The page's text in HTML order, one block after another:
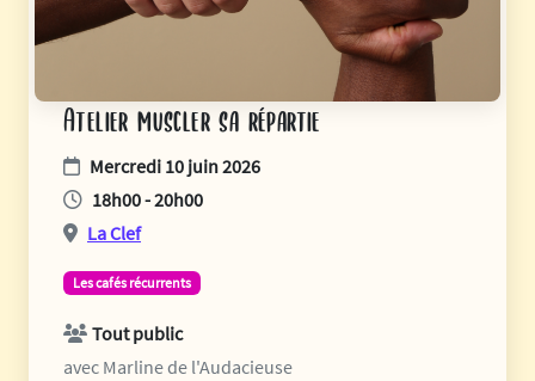
Atelier muscler sa répartie
Mercredi 10 juin 2026
18h00 - 20h00
La Clef
Les cafés récurrents
Tout public
avec Marline de l'Audacieuse